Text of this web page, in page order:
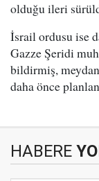
olduğu ileri
İsrail ordusu ise
Gazze Şeridi
bildirmiş,
daha önce
HABERE